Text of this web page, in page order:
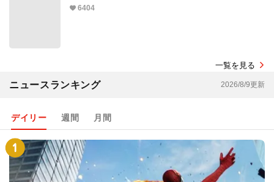
6404
一覧を見る
ニュースランキング 2026/8/9更新
デイリー 週間 月間